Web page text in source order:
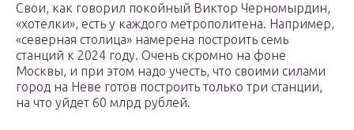
Свои, как говорил покойный Виктор Черномырдин,
«хотелки», есть у каждого метрополитена. Например,
«северная столица» намерена построить семь
станций к 2024 году. Очень скромно на фоне
Москвы, и при этом надо учесть, что своими силами
город на Неве готов построить только три станции,
на что уйдет 60 млрд рублей.